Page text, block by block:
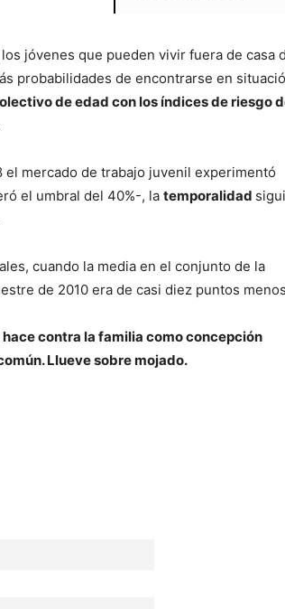
jóvenes que pueden vivir fuera de casa
probabilidades de encontrarse en
de edad con los índices de riesgo
mercado de trabajo juvenil experimentó
el umbral del 40%-, la temporalidad
cuando la media en el conjunto de la
de 2010 era de casi diez puntos
contra la familia como concepción
Llueve sobre mojado.